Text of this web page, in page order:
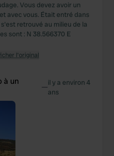
Vous devez avoir un
avec vous. Était entré dans
retrouvé au milieu de la
sont : N 38.566370 E
l'original
à un
—il y a environ 4
ans